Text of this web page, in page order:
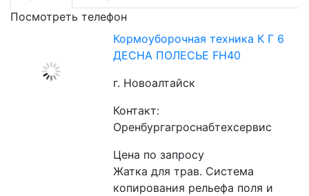
Посмотреть телефон
Кормоуборочная техника К Г 6
ДЕСНА ПОЛЕСЬЕ FH40
г. Новоалтайск
Контакт:
Оренбургагроснабтехсервис
Цена по запросу
Жатка для трав. Система
копирования рельефа поля и